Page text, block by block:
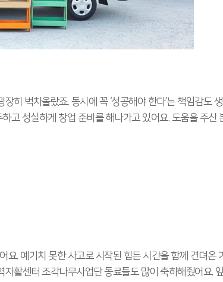
히 벅차올랐죠. 동시에 꼭 ‘성공해야 한다’는 책임감도
고 성실하게 창업 준비를 해나가고 있어요. 도움을 주신
요. 예기치 못한 사고로 시작된 힘든 시간을 함께 견뎌온
활센터 조각나무사업단 동료들도 많이 축하해줬어요.